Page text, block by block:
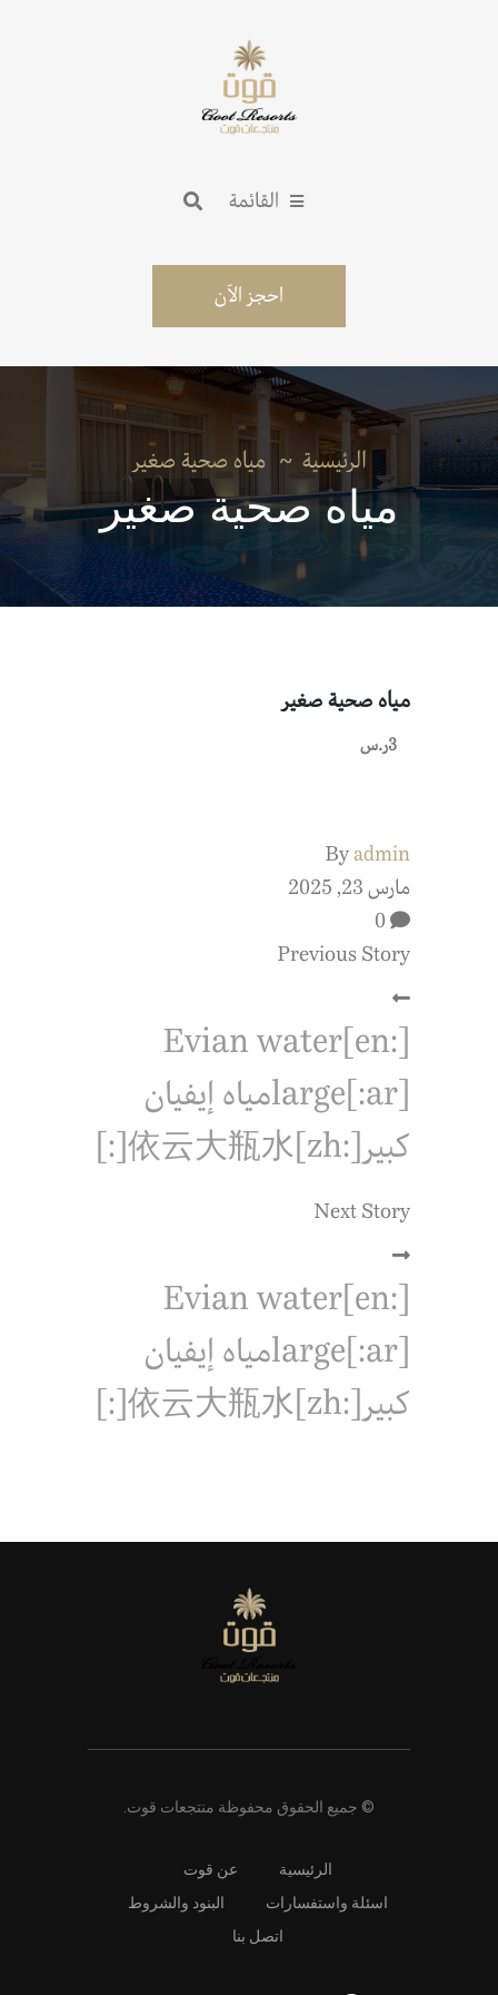
القائمة
احجز الآن
مياه صحية صغير
الرئيسية مياه صحية صغير
مياه صحية صغير
3ر.س
Byadmin
مارس 23, 2025
Previous Story
[:en]Evian water
large[:ar]مياه إيفيان
كبير[:zh]依云大瓶水[:]
Next Story
[:en]Evian water
large[:ar]مياه إيفيان
كبير[:zh]依云大瓶水[:]
© جميع الحقوق محفوظة منتجعات قوت.
الرئيسية
عن قوت
اسئلة واستفسارات
البنود والشروط
اتصل بنا